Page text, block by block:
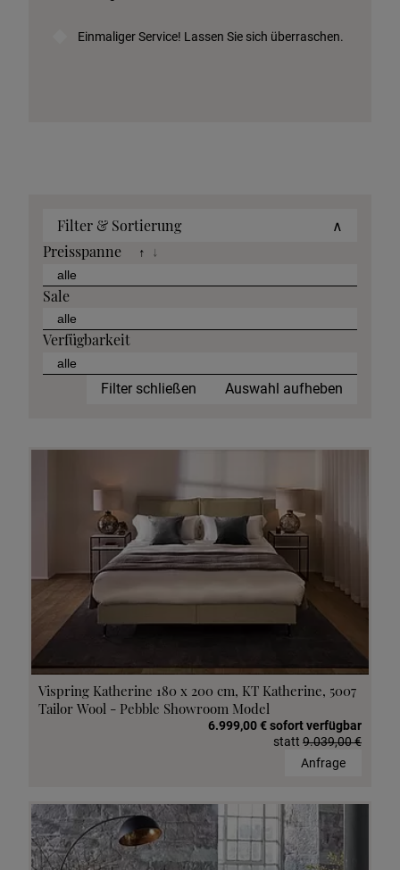
Einmaliger Service! Lassen Sie sich überraschen.
Filter & Sortierung
∧
Preisspanne
↑ ↓
Sale
Verfügbarkeit
Filter schließen Auswahl aufheben
Vispring Katherine 180 x 200 cm, KT Katherine, 5007
Tailor Wool - Pebble Showroom Model
6.999,00 € sofort verfügbar
statt 9.039,00 €
Anfrage